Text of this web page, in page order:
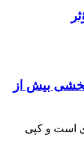
بیش از
است و کپی